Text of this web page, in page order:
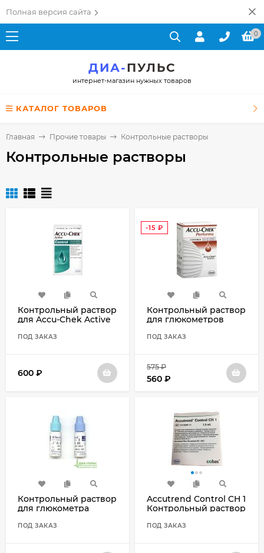
Полная версия сайта
0
ДИА-ПУЛЬС
интернет-магазин нужных товаров
КАТАЛОГ ТОВАРОВ
Главная Прочие товары Контрольные растворы
Контрольные растворы
Контрольный раствор
для Accu-Chek Active
ПОД ЗАКАЗ
600 ₽
-15 ₽
Контрольный раствор
для глюкометров
(Акку-Чек Перформа)
ПОД ЗАКАЗ
575₽
560 ₽
Контрольный раствор
для глюкометра
флакона
ПОД ЗАКАЗ
Accutrend Control CH 1
Контрольный раствор
Холестерин
ПОД ЗАКАЗ